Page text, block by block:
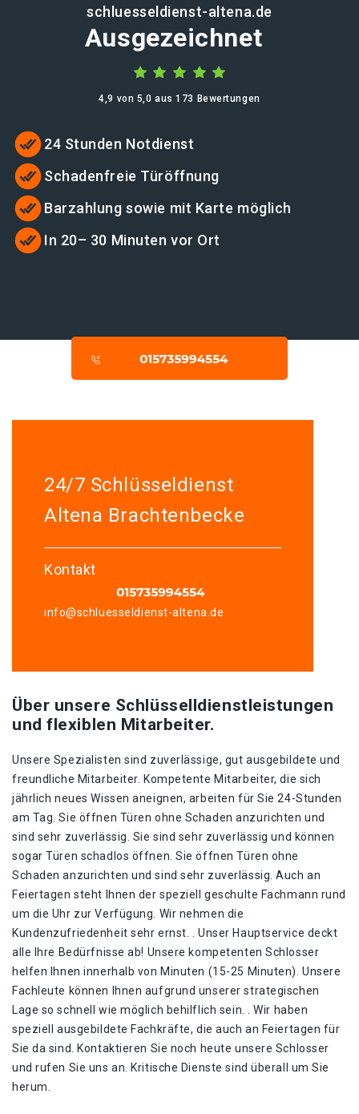
schluesseldienst-altena.de
Ausgezeichnet
4,9 von 5,0 aus 173 Bewertungen
24 Stunden Notdienst
Schadenfreie Türöffnung
Barzahlung sowie mit Karte möglich
In 20– 30 Minuten vor Ort
24/7 Schlüsseldienst
Altena Brachtenbecke
Kontakt
info@schluesseldienst-altena.de
Über unsere Schlüsselldienstleistungen
und flexiblen Mitarbeiter.
Unsere Spezialisten sind zuverlässige, gut ausgebildete und
freundliche Mitarbeiter. Kompetente Mitarbeiter, die sich
jährlich neues Wissen aneignen, arbeiten für Sie 24-Stunden
am Tag. Sie öffnen Türen ohne Schaden anzurichten und
sind sehr zuverlässig. Sie sind sehr zuverlässig und können
sogar Türen schadlos öffnen. Sie öffnen Türen ohne
Schaden anzurichten und sind sehr zuverlässig. Auch an
Feiertagen steht Ihnen der speziell geschulte Fachmann rund
um die Uhr zur Verfügung. Wir nehmen die
Kundenzufriedenheit sehr ernst. . Unser Hauptservice deckt
alle Ihre Bedürfnisse ab! Unsere kompetenten Schlosser
helfen Ihnen innerhalb von Minuten (15-25 Minuten). Unsere
Fachleute können Ihnen aufgrund unserer strategischen
Lage so schnell wie möglich behilflich sein. . Wir haben
speziell ausgebildete Fachkräfte, die auch an Feiertagen für
Sie da sind. Kontaktieren Sie noch heute unsere Schlosser
und rufen Sie uns an. Kritische Dienste sind überall um Sie
herum.